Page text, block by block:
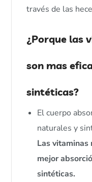
través de las
¿Porque las
son mas
sintéticas?
El cuerpo
naturales y
Las
mejor
sintéticas.